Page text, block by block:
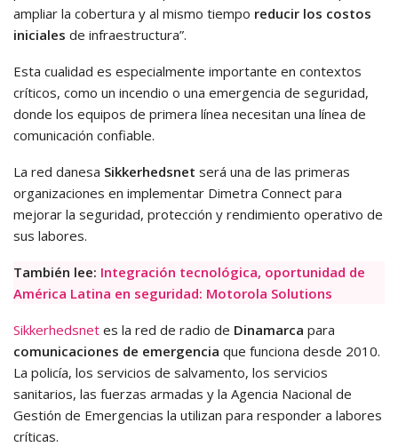
ampliar la cobertura y al mismo tiempo reducir los costos
iniciales de infraestructura”.
Esta cualidad es especialmente importante en contextos
críticos, como un incendio o una emergencia de seguridad,
donde los equipos de primera línea necesitan una línea de
comunicación confiable.
La red danesa Sikkerhedsnet será una de las primeras
organizaciones en implementar Dimetra Connect para
mejorar la seguridad, protección y rendimiento operativo de
sus labores.
También lee: Integración tecnológica, oportunidad de
América Latina en seguridad: Motorola Solutions
Sikkerhedsnet es la red de radio de Dinamarca para
comunicaciones de emergencia que funciona desde 2010.
La policía, los servicios de salvamento, los servicios
sanitarios, las fuerzas armadas y la Agencia Nacional de
Gestión de Emergencias la utilizan para responder a labores
críticas.